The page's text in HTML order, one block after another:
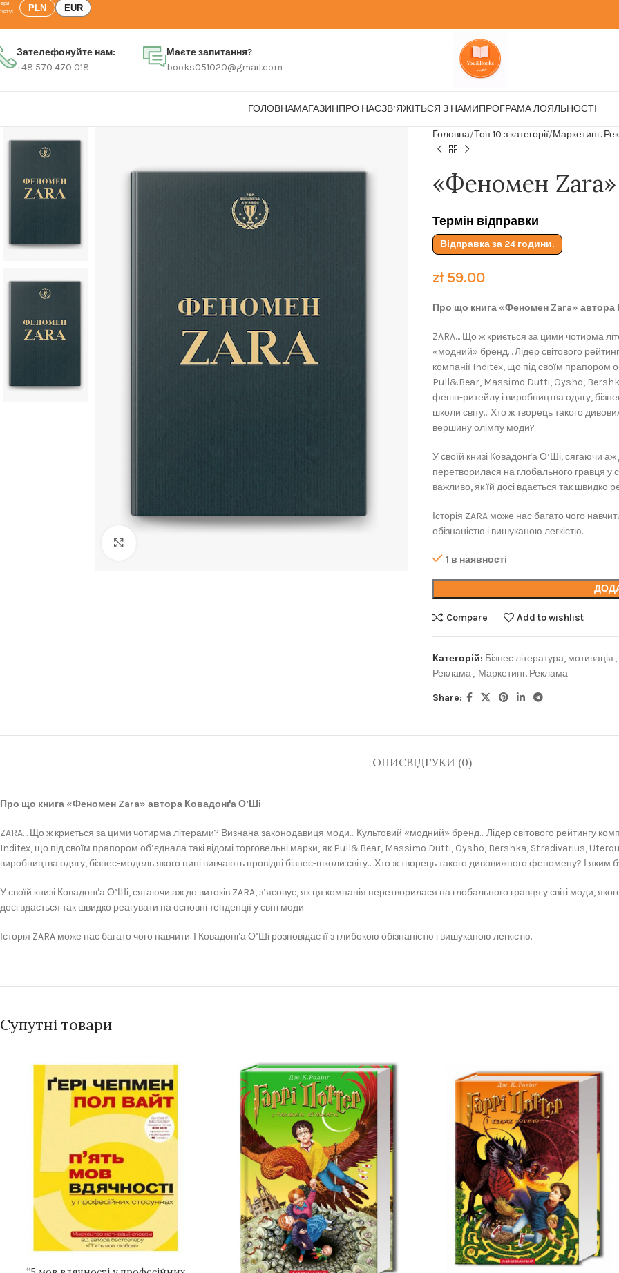
PLN EUR
Зателефонуйте нам:
+48 570 470 018
Маєте запитання?
books051020@gmail.com
ГОЛОВНАМАГАЗИНПРО НАСЗВ’ЯЖІТЬСЯ З НАМИПРОГРАМА ЛОЯЛЬНОСТІ
Головна Топ 10 з категорії Маркетинг.
«Феномен
Термін відправки
Відправка за 24 години.
zł59.00
Про що книга «Феномен Zara» автора
ZARA… Що ж криється за цими чотирма
«модний» бренд… Лідер світового
компанії Inditex, що під своїм прапором
Pull&Bear, Massimo Dutti, Oysho,
фешн-ритейлу і виробництва одягу,
школи світу… Хто ж творець такого
вершину олімпу моди?
У своїй книзі Ковадонґа О’Ші, сягаючи аж
перетворилася на глобального гравця у
важливо, як їй досі вдається так швидко
Історія ZARA може нас багато чого
обізнаністю і вишуканою легкістю.
1 в наявності
Compare Add to wishlist
Категорій: Бізнес література, мотивація ,
Реклама, Маркетинг. Реклама
Share:
ОПИСВІДГУКИ (0)
Про що книга «Феномен Zara» автора Ковадонґа О’Ші
ZARA… Що ж криється за цими чотирма літерами? Визнана законодавиця моди… Культовий «модний» бренд… Лідер світового рейтингу
Inditex, що під своїм прапором об’єднала такі відомі торговельні марки, як Pull&Bear, Massimo Dutti, Oysho, Bershka, Stradivarius,
виробництва одягу, бізнес-модель якого нині вивчають провідні бізнес-школи світу… Хто ж творець такого дивовижного феномену? І
У своїй книзі Ковадонґа О’Ші, сягаючи аж до витоків ZARA, з’ясовує, як ця компанія перетворилася на глобального гравця у світі моди,
досі вдається так швидко реагувати на основні тенденції у світі моди.
Історія ZARA може нас багато чого навчити. І Ковадонґа О’Ші розповідає її з глибокою обізнаністю і вишуканою легкістю.
Супутні товари